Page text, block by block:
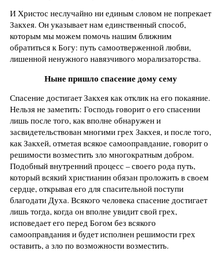
И Христос неслучайно ни единым словом не попрекает
Закхея. Он указывает нам единственный способ,
которым мы можем помочь нашим ближним
обратиться к Богу: путь самоотверженной любви,
лишенной ненужного навязчивого морализаторства.
Ныне пришло спасение дому сему
Спасение достигает Закхея как отклик на его покаяние.
Нельзя не заметить: Господь говорит о его спасении
лишь после того, как вполне обнаружен и
засвидетельствован многими грех Закхея, и после того,
как Закхей, отметая всякое самооправдание, говорит о
решимости возместить зло многократным добром.
Подобный внутренний процесс – своего рода путь,
который всякий христианин обязан проложить в своем
сердце, открывая его для спасительной поступи
благодати Духа. Всякого человека спасение достигает
лишь тогда, когда он вполне увидит свой грех,
исповедает его перед Богом без всякого
самооправдания и будет исполнен решимости грех
оставить, а зло по возможности возместить.